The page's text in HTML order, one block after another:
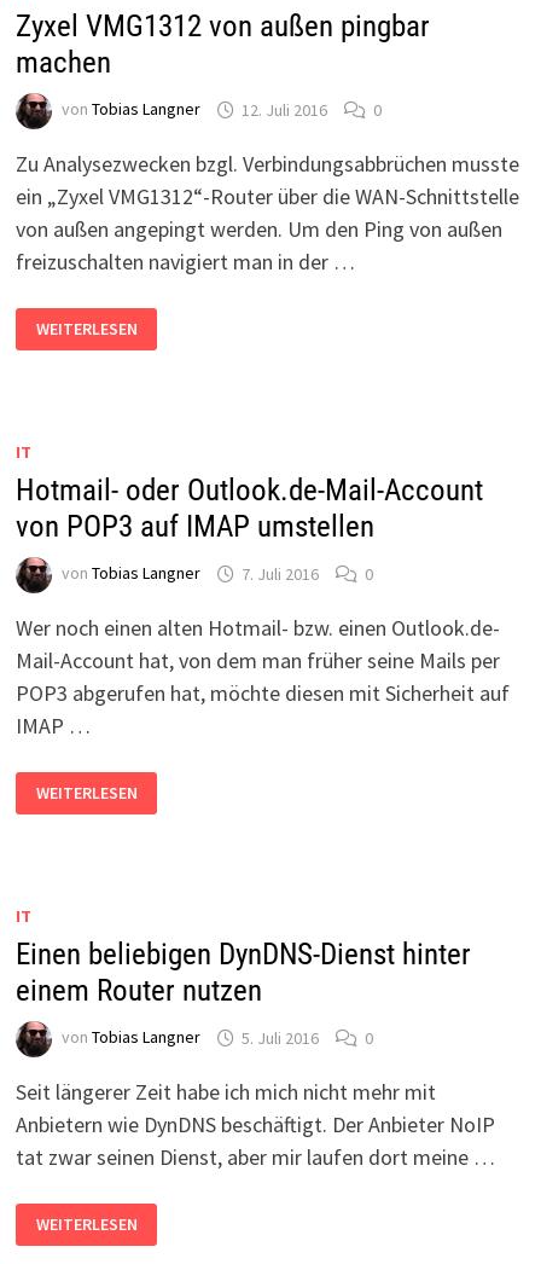
FIREWIRE
Zyxel VMG1312 von außen pingbar
machen
von Tobias Langner 12. Juli 2016 0
Zu Analysezwecken bzgl. Verbindungsabbrüchen musste
ein „Zyxel VMG1312“-Router über die WAN-Schnittstelle
von außen angepingt werden. Um den Ping von außen
freizuschalten navigiert man in der …
VMG1312
VON
WEITERLESEN
IT
Hotmail- oder Outlook.de-Mail-Account
von POP3 auf IMAP umstellen
von Tobias Langner 7. Juli 2016 0
Wer noch einen alten Hotmail- bzw. einen Outlook.de-
Mail-Account hat, von dem man früher seine Mails per
POP3 abgerufen hat, möchte diesen mit Sicherheit auf
IMAP …
ODER
OUTLOOK.DE-
WEITERLESEN
IT
Einen beliebigen DynDNS-Dienst hinter
einem Router nutzen
von Tobias Langner 5. Juli 2016 0
Seit längerer Zeit habe ich mich nicht mehr mit
Anbietern wie DynDNS beschäftigt. Der Anbieter NoIP
tat zwar seinen Dienst, aber mir laufen dort meine …
BELIEBIGEN
DYNDNS-
WEITERLESEN